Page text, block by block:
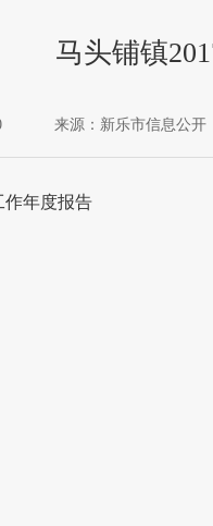
马头铺镇
来源：新乐市信息公开
作年度报告